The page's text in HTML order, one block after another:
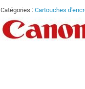
Catégories :Cartouches